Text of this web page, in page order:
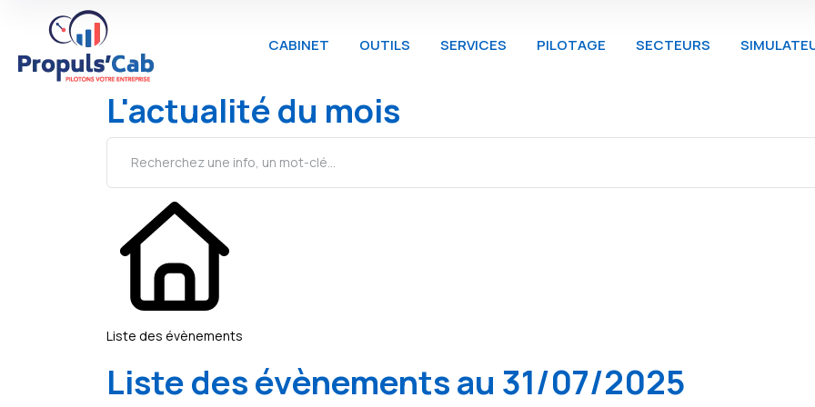
CABINET OUTILS SERVICES PILOTAGE SECTEURS
L'actualité du mois
Liste des évènements
Liste des évènements au 31/07/2025